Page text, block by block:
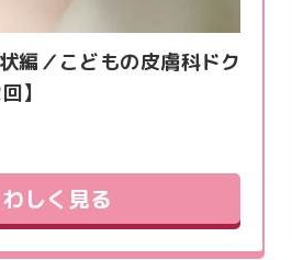
編／こどもの皮膚科ドク
】
しく見る